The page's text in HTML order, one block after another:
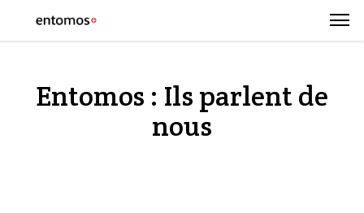
Entomos : Ils parlent de
nous